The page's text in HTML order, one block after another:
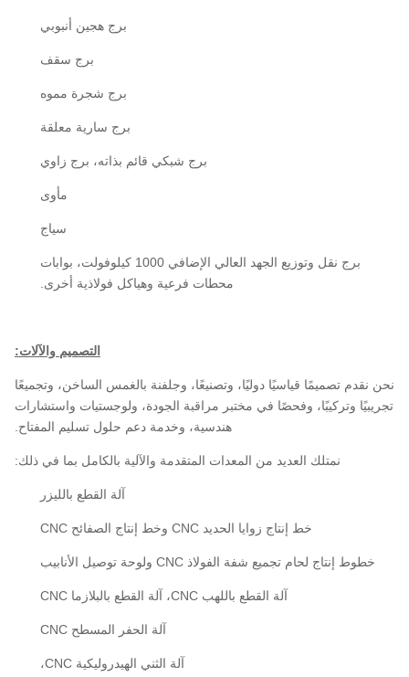
برج هجين أنبوبي
برج سقف
برج شجرة مموه
برج سارية معلقة
برج شبكي قائم بذاته، برج زاوي
مأوى
سياج
برج نقل وتوزيع الجهد العالي الإضافي 1000 كيلوفولت، بوابات
محطات فرعية وهياكل فولاذية أخرى.
التصميم والآلات:
نحن نقدم تصميمًا قياسيًا دوليًا، وتصنيعًا، وجلفنة بالغمس الساخن، وتجميعًا
تجريبيًا وتركيبًا، وفحصًا في مختبر مراقبة الجودة، ولوجستيات واستشارات
هندسية، وخدمة دعم حلول تسليم المفتاح.
نمتلك العديد من المعدات المتقدمة والآلية بالكامل بما في ذلك:
آلة القطع بالليزر
خط إنتاج زوايا الحديد CNC وخط إنتاج الصفائح CNC
خطوط إنتاج لحام تجميع شفة الفولاذ CNC ولوحة توصيل الأنابيب
آلة القطع باللهب CNC، آلة القطع بالبلازما CNC
آلة الحفر المسطح CNC
آلة الثني الهيدروليكية CNC،